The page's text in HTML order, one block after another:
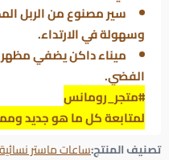
سير مصنوع من الربل
وسهولة في الارتداء.
ميناء داكن يضفي
الفضي.
#متجر_رومانس
لمتابعة كل ما هو جديد
تصنيف المنتج:ساعات ماستر نسائية